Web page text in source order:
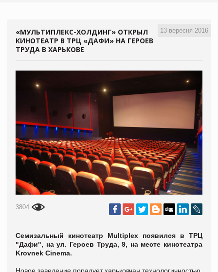
13 вересня 2016
«МУЛЬТИПЛЕКС-ХОЛДИНГ» ОТКРЫЛ
КИНОТЕАТР В ТРЦ «ДАФИ» НА ГЕРОЕВ
ТРУДА В ХАРЬКОВЕ
3804
Семизальный кинотеатр Multiplex появился в ТРЦ
"Дафи", на ул. Героев Труда, 9, на месте кинотеатра
Krovnek Cinema.